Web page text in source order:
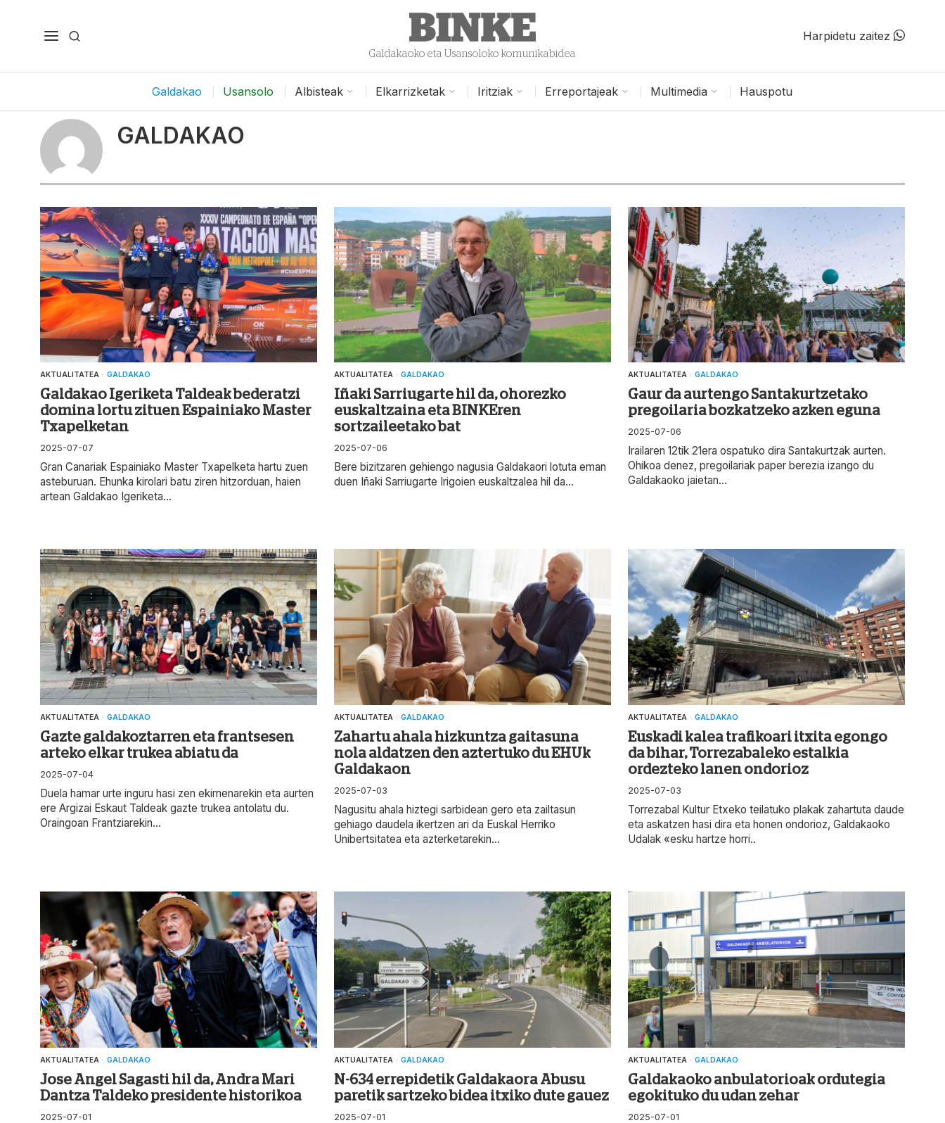
Galdakaoko eta Usansoloko komunikabidea
Harpidetu zaitez
Galdakao Usansolo Albisteak Elkarrizketak Iritziak Erreportajeak Multimedia Hauspotu
GALDAKAO
AKTUALITATEA · GALDAKAO
Galdakao Igeriketa Taldeak bederatzi
domina lortu zituen Espainiako Master
Txapelketan
2025-07-07
Gran Canariak Espainiako Master Txapelketa hartu zuen
asteburuan. Ehunka kirolari batu ziren hitzorduan, haien
artean Galdakao Igeriketa...
AKTUALITATEA · GALDAKAO
Iñaki Sarriugarte hil da, ohorezko
euskaltzaina eta BINKEren
sortzaileetako bat
2025-07-06
Bere bizitzaren gehiengo nagusia Galdakaori lotuta eman
duen Iñaki Sarriugarte Irigoien euskaltzalea hil da...
AKTUALITATEA · GALDAKAO
Gaur da aurtengo Santakurtzetako
pregoilaria bozkatzeko azken eguna
2025-07-06
Irailaren 12tik 21era ospatuko dira Santakurtzak aurten.
Ohikoa denez, pregoilariak paper berezia izango du
Galdakaoko jaietan...
AKTUALITATEA · GALDAKAO
Gazte galdakoztarren eta frantsesen
arteko elkar trukea abiatu da
2025-07-04
Duela hamar urte inguru hasi zen ekimenarekin eta aurten
ere Argizai Eskaut Taldeak gazte trukea antolatu du.
Oraingoan Frantziarekin...
AKTUALITATEA · GALDAKAO
Zahartu ahala hizkuntza gaitasuna
nola aldatzen den aztertuko du EHUk
Galdakaon
2025-07-03
Nagusitu ahala hiztegi sarbidean gero eta zailtasun
gehiago daudela ikertzen ari da Euskal Herriko
Unibertsitatea eta azterketarekin...
AKTUALITATEA · GALDAKAO
Euskadi kalea trafikoari itxita egongo
da bihar, Torrezabaleko estalkia
ordezteko lanen ondorioz
2025-07-03
Torrezabal Kultur Etxeko teilatuko plakak zahartuta daude
eta askatzen hasi dira eta honen ondorioz, Galdakaoko
Udalak «esku hartze horri..
AKTUALITATEA · GALDAKAO
Jose Angel Sagasti hil da, Andra Mari
Dantza Taldeko presidente historikoa
2025-07-01
AKTUALITATEA · GALDAKAO
N-634 errepidetik Galdakaora Abusu
paretik sartzeko bidea itxiko dute gauez
2025-07-01
AKTUALITATEA · GALDAKAO
Galdakaoko anbulatorioak ordutegia
egokituko du udan zehar
2025-07-01